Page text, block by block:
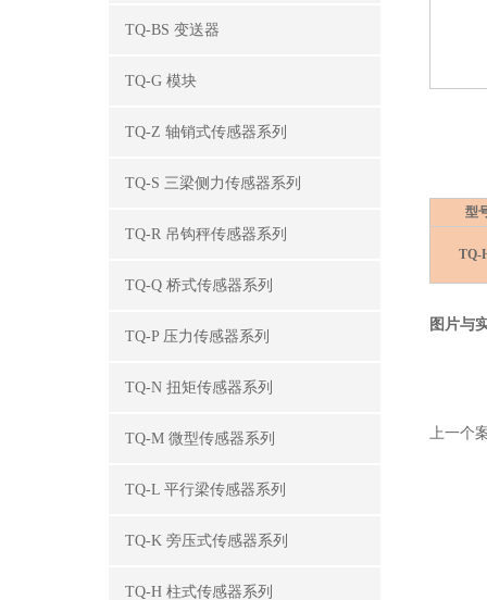
TQ-BS 变送器
TQ-G 模块
TQ-Z 轴销式传感器系列
TQ-S 三梁侧力传感器系列
TQ-R 吊钩秤传感器系列
TQ-Q 桥式传感器系列
TQ-P 压力传感器系列
TQ-N 扭矩传感器系列
TQ-M 微型传感器系列
TQ-L 平行梁传感器系列
TQ-K 旁压式传感器系列
TQ-H 柱式传感器系列
型
TQ-
图片与
上一个